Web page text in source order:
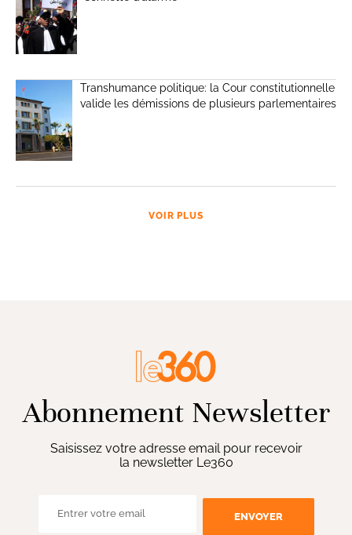
Transhumance politique: la Cour constitutionnelle
valide les démissions de plusieurs parlementaires
VOIR PLUS
Abonnement Newsletter
Saisissez votre adresse email pour recevoir
la newsletter Le360
ENVOYER